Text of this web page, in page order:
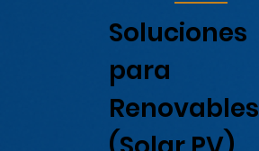
Soluciones
para
Renovables